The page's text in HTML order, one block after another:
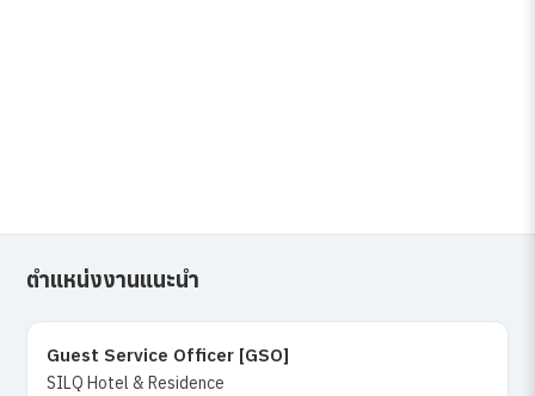
ตำแหน่งงานแนะนำ
Guest Service Officer [GSO]
SILQ Hotel & Residence